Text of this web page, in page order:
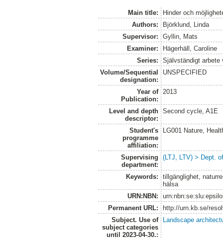
Main title:
Hinder och
Authors:
Björklund, Linda
Supervisor:
Gyllin, Mats
Examiner:
Hägerhäll, Caroline
Series:
Självständigt arbete
Volume/Sequential
designation:
UNSPECIFIED
Year of
Publication:
2013
Level and depth
descriptor:
Second cycle, A1E
Student's
programme
affiliation:
LG001 Nature,
Supervising
department:
(LTJ, LTV) > Dept.
Keywords:
tillgänglighet,
hälsa
URN:NBN:
Permanent URL:
http://urn.kb.se/
Subject. Use of
subject categories
until 2023-04-30.:
Landscape